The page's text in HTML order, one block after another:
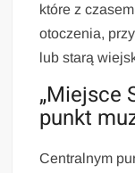
które z
otoczenia,
lub starą
„Miejsce
punkt
Centralnym